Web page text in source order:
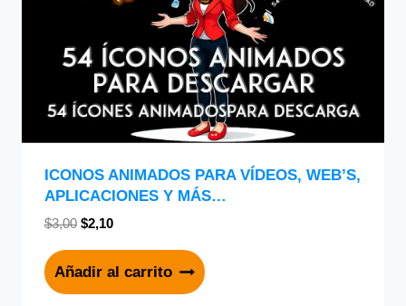
ICONOS ANIMADOS PARA VÍDEOS, WEB’S,
APLICACIONES Y MÁS…
$3,00 $2,10
Añadir al carrito